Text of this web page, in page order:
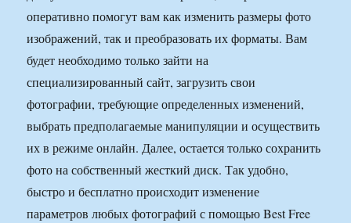
оперативно помогут вам как изменить размеры фото
изображений, так и преобразовать их форматы. Вам
будет необходимо только зайти на
специализированный сайт, загрузить свои
фотографии, требующие определенных изменений,
выбрать предполагаемые манипуляции и осуществить
их в режиме онлайн. Далее, остается только сохранить
фото на собственный жесткий диск. Так удобно,
быстро и бесплатно происходит изменение
параметров любых фотографий с помощью Best Free